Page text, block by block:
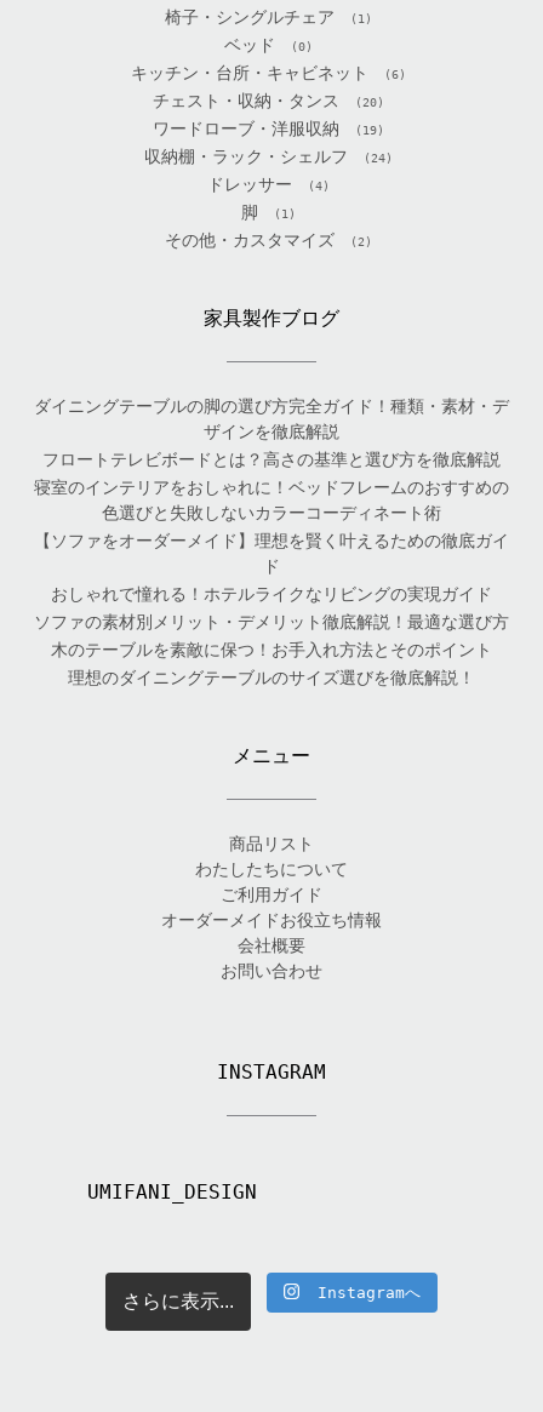
椅子・シングルチェア (1)
ベッド (0)
キッチン・台所・キャビネット (6)
チェスト・収納・タンス (20)
ワードローブ・洋服収納 (19)
収納棚・ラック・シェルフ (24)
ドレッサー (4)
脚 (1)
その他・カスタマイズ (2)
家具製作ブログ
ダイニングテーブルの脚の選び方完全ガイド！種類・素材・デ
ザインを徹底解説
フロートテレビボードとは？高さの基準と選び方を徹底解説
寝室のインテリアをおしゃれに！ベッドフレームのおすすめの
色選びと失敗しないカラーコーディネート術
【ソファをオーダーメイド】理想を賢く叶えるための徹底ガイ
ド
おしゃれで憧れる！ホテルライクなリビングの実現ガイド
ソファの素材別メリット・デメリット徹底解説！最適な選び方
木のテーブルを素敵に保つ！お手入れ方法とそのポイント
理想のダイニングテーブルのサイズ選びを徹底解説！
メニュー
商品リスト
わたしたちについて
ご利用ガイド
オーダーメイドお役立ち情報
会社概要
お問い合わせ
INSTAGRAM
UMIFANI_DESIGN
さらに表示... Instagramへ